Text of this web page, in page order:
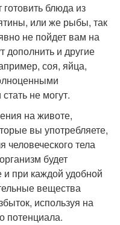
блюда из
или же рыбы, так
не пойдет вам на
дополнить и другие
соя, яйца,
не могут.
на животе,
вы употребляете,
тела
будет
и при каждой удобной
вещества
используя на
потенциала.